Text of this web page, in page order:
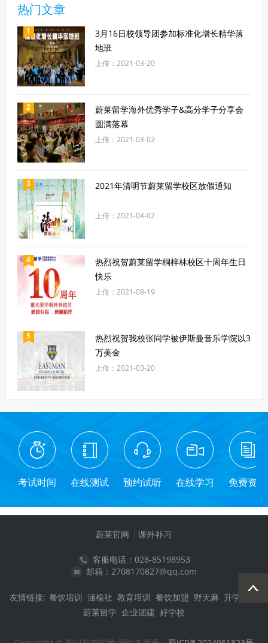
热门文章
1
3月16日校领导团参加标准化增长精华落
地班
上传：2021-03-20
2
蔚莱留学海外优秀学子&高分学子分享会
圆满落幕
上传：2021-03-02
3 2021年清明节蔚莱留学校区放假通知
上传：2021-04-02
4
热烈祝贺蔚莱留学桐梓林校区十周年生日
快乐
上传：2021-08-19
5
热烈祝贺我校张同学被伊斯曼音乐学院以3
万美金
上传：2021-03-20
考试时间 在线测试 预约试听 在线学习 免费资料
蔚莱官网 课外补习
客服电话：028-85198953
邮箱：2708170827@qq.com
友情链接: 餐饮培训 涵榆社 教育培训 餐饮加盟 野天麻 升学教育
蔚莱留学 企业团建 好学校